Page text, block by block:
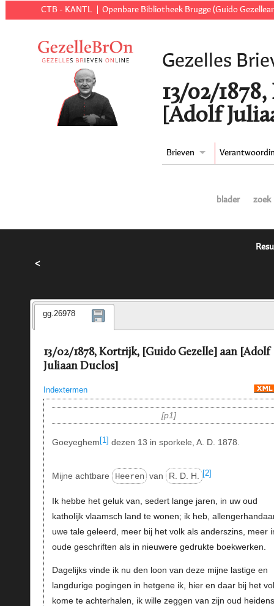
CTB - KANTL Openbare Bibliotheek Brugge (Guido
Gezelles
13/02/
[Adolf
Brieven
blader zoek
<
gg.26978
13/02/1878, Kortrijk, [Guido Gezelle] aan [Adolf
Juliaan Duclos]
Indextermen
p1
Goeyeghem [1] dezen 13 in sporkele, A. D. 1878.
Mijne achtbare Heeren van R. D. H. [2]
Ik hebbe het geluk van, sedert lange jaren, in uw oud
katholijk vlaamsch land te wonen; ik heb,
uwe tale geleerd, meer bij het volk als anderszins, meer
oude geschriften als in nieuwere gedrukte boekwerken.
Dagelijks vinde ik nu den loon van deze mijne lastige en
langdurige pogingen in hetgene ik, hier en daar bij het
kome te achterhalen, ik wille zeggen van zijn oud